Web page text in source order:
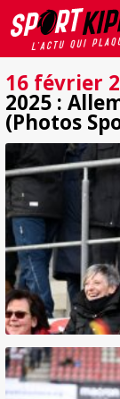
16 février
2025 :
(Photos